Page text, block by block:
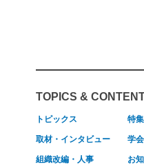
TOPICS &
トピックス 特
取材・インタビュー 学
組織改編・人事 お